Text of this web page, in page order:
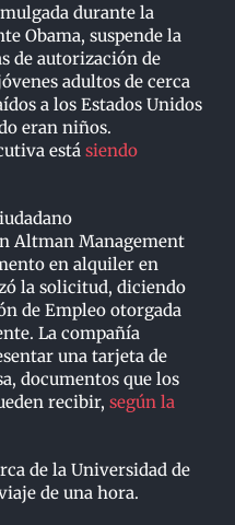
durante la
Obama, suspende la
de autorización de
adultos de cerca
a los Estados Unidos
eran niños.
está siendo
Altman Management
en alquiler en
la solicitud, diciendo
de Empleo otorgada
La compañía
una tarjeta de
documentos que los
recibir, según la
de la Universidad de
de una hora.